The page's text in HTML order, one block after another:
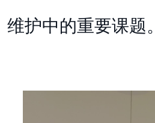
维护中的重要课题。